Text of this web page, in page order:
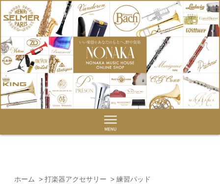
ホーム > 打楽器アクセサリー > 練習パッド